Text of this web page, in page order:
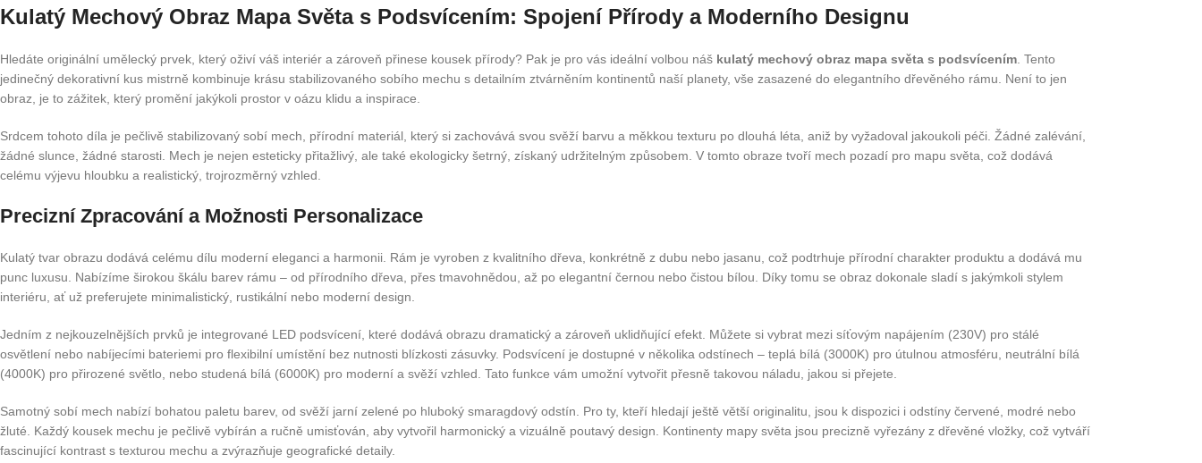
Kulatý Mechový Obraz Mapa Světa s Podsvícením: Spojení Přírody a Moderního Designu
Hledáte originální umělecký prvek, který oživí váš interiér a zároveň přinese kousek přírody? Pak je pro vás ideální volbou náš kulatý mechový obraz mapa světa s podsvícením . Tento
jedinečný dekorativní kus mistrně kombinuje krásu stabilizovaného sobího mechu s detailním ztvárněním kontinentů naší planety, vše zasazené do elegantního dřevěného rámu. Není to jen
obraz, je to zážitek, který promění jakýkoli prostor v oázu klidu a inspirace.
Srdcem tohoto díla je pečlivě stabilizovaný sobí mech, přírodní materiál, který si zachovává svou svěží barvu a měkkou texturu po dlouhá léta, aniž by vyžadoval jakoukoli péči. Žádné zalévání,
žádné slunce, žádné starosti. Mech je nejen esteticky přitažlivý, ale také ekologicky šetrný, získaný udržitelným způsobem. V tomto obraze tvoří mech pozadí pro mapu světa, což dodává
celému výjevu hloubku a realistický, trojrozměrný vzhled.
Precizní Zpracování a Možnosti Personalizace
Kulatý tvar obrazu dodává celému dílu moderní eleganci a harmonii. Rám je vyroben z kvalitního dřeva, konkrétně z dubu nebo jasanu, což podtrhuje přírodní charakter produktu a dodává mu
punc luxusu. Nabízíme širokou škálu barev rámu – od přírodního dřeva, přes tmavohnědou, až po elegantní černou nebo čistou bílou. Díky tomu se obraz dokonale sladí s jakýmkoli stylem
interiéru, ať už preferujete minimalistický, rustikální nebo moderní design.
Jedním z nejkouzelnějších prvků je integrované LED podsvícení, které dodává obrazu dramatický a zároveň uklidňující efekt. Můžete si vybrat mezi síťovým napájením (230V) pro stálé
osvětlení nebo nabíjecími bateriemi pro flexibilní umístění bez nutnosti blízkosti zásuvky. Podsvícení je dostupné v několika odstínech – teplá bílá (3000K) pro útulnou atmosféru, neutrální bílá
(4000K) pro přirozené světlo, nebo studená bílá (6000K) pro moderní a svěží vzhled. Tato funkce vám umožní vytvořit přesně takovou náladu, jakou si přejete.
Samotný sobí mech nabízí bohatou paletu barev, od svěží jarní zelené po hluboký smaragdový odstín. Pro ty, kteří hledají ještě větší originalitu, jsou k dispozici i odstíny červené, modré nebo
žluté. Každý kousek mechu je pečlivě vybírán a ručně umisťován, aby vytvořil harmonický a vizuálně poutavý design. Kontinenty mapy světa jsou precizně vyřezány z dřevěné vložky, což vytváří
fascinující kontrast s texturou mechu a zvýrazňuje geografické detaily.